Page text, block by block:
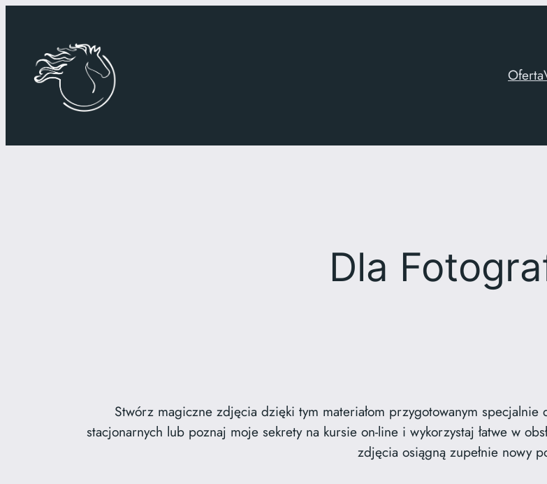
Oferta
Dla
Stwórz magiczne zdjęcia dzięki tym materiałom przygotowanym
stacjonarnych lub poznaj moje sekrety na kursie on-line i wykorzystaj łatwe w
zdjęcia osiągną zupełnie nowy